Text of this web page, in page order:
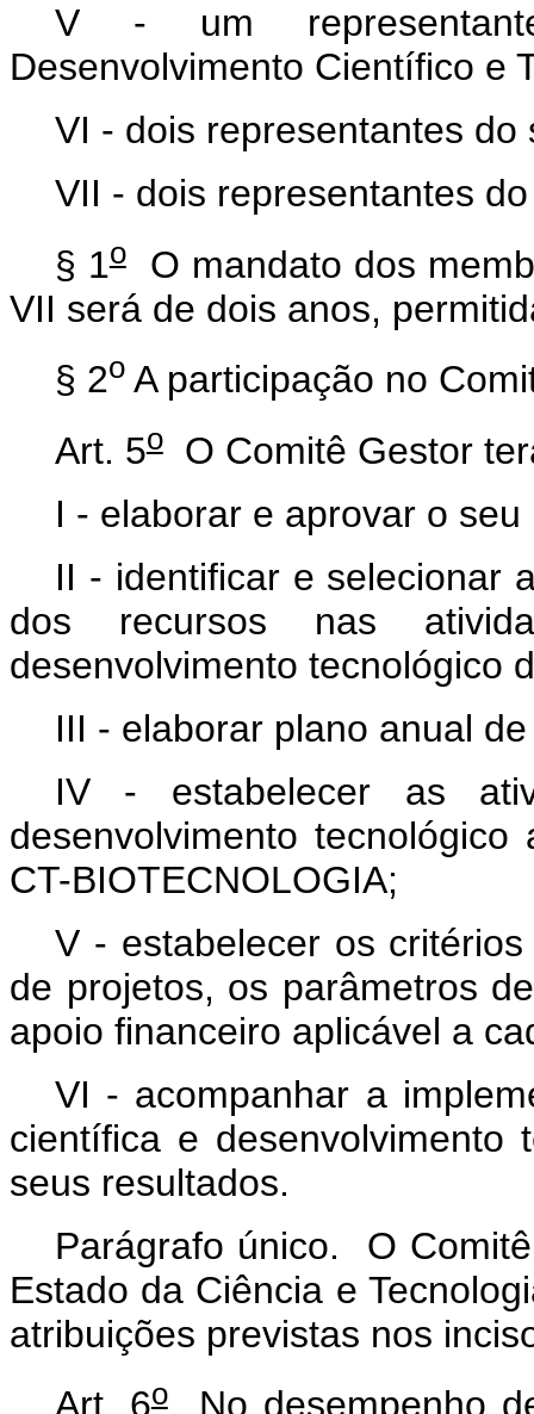
V - um
Desenvolvimento Científico e
VI - dois representantes
VII - dois representantes
§ 1oO mandato dos
VII será de dois anos,
§ 2oA participação no
Art. 5oO Comitê Gestor
I - elaborar e aprovar o
II - identificar e selecionar
dos recursos nas
desenvolvimento tecnológico
III - elaborar plano anual
IV - estabelecer as
desenvolvimento
CT-BIOTECNOLOGIA;
V - estabelecer os
de projetos, os parâmetros
apoio financeiro aplicável a
VI - acompanhar a
científica e desenvolvimento
seus resultados.
Parágrafo único. O
Estado da Ciência e
atribuições previstas nos
Art. 6oNo desempenho